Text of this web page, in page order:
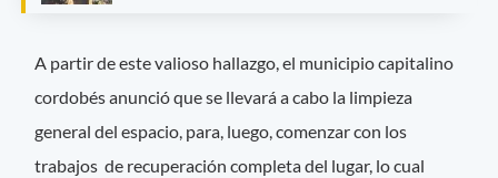
A partir de este valioso hallazgo, el municipio capitalino
cordobés anunció que se llevará a cabo la limpieza
general del espacio, para, luego, comenzar con los
trabajos de recuperación completa del lugar, lo cual